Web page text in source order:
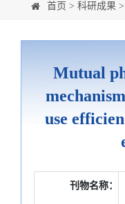
首页 > 科研成果 >
Mutual
use
刊物名称：